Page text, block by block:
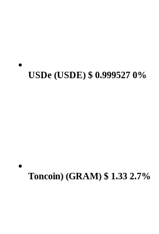
USDe (USDE) $ 0.999527 0%
Toncoin) (GRAM) $ 1.33 2.7%